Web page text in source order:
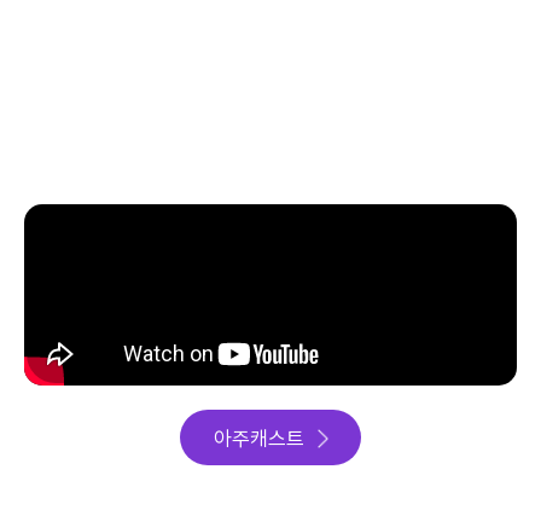
아주캐스트